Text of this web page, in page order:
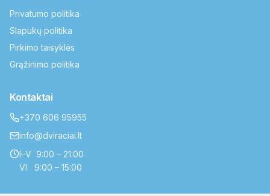
Privatumo politika
Slapukų politika
Pirkimo taisyklės
Grąžinimo politika
Kontaktai
+370 606 95955
info@dviraciai.lt
I–V 9:00 – 21:00
VI 9:00 – 15:00